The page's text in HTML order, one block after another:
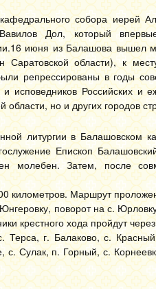
собора иерей
Дол, который
16 июня из Балашова вышел
Саратовской области), к
репрессированы в годы
исповедников Российских и
области, но и других городов
литургии в Балашовском
Епископ
молебен. Затем, после
километров. Маршрут
поворот на с.
крестного хода пройдут
Терса, г. Балаково, с.
Сулак, п. Горный, с.